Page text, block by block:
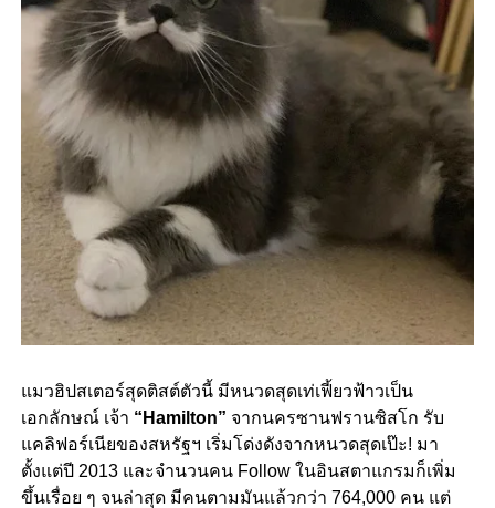
แมวฮิปสเตอร์สุดติสต์ตัวนี้ มีหนวดสุดเท่เฟี้ยวฟ้าวเป็น
เอกลักษณ์ เจ้า “Hamilton” จากนครซานฟรานซิสโก รับ
แคลิฟอร์เนียของสหรัฐฯ เริ่มโด่งดังจากหนวดสุดเป๊ะ! มา
ตั้งแต่ปี 2013 และจำนวนคน Follow ในอินสตาแกรมก็เพิ่ม
ขึ้นเรื่อย ๆ จนล่าสุด มีคนตามมันแล้วกว่า 764,000 คน แต่